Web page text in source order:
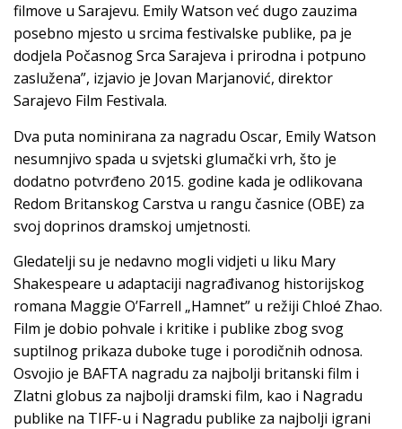
filmove u Sarajevu. Emily Watson već dugo zauzima
posebno mjesto u srcima festivalske publike, pa je
dodjela Počasnog Srca Sarajeva i prirodna i potpuno
zaslužena”, izjavio je Jovan Marjanović, direktor
Sarajevo Film Festivala.
Dva puta nominirana za nagradu Oscar, Emily Watson
nesumnjivo spada u svjetski glumački vrh, što je
dodatno potvrđeno 2015. godine kada je odlikovana
Redom Britanskog Carstva u rangu časnice (OBE) za
svoj doprinos dramskoj umjetnosti.
Gledatelji su je nedavno mogli vidjeti u liku Mary
Shakespeare u adaptaciji nagrađivanog historijskog
romana Maggie O’Farrell „Hamnet” u režiji Chloé Zhao.
Film je dobio pohvale i kritike i publike zbog svog
suptilnog prikaza duboke tuge i porodičnih odnosa.
Osvojio je BAFTA nagradu za najbolji britanski film i
Zlatni globus za najbolji dramski film, kao i Nagradu
publike na TIFF-u i Nagradu publike za najbolji igrani